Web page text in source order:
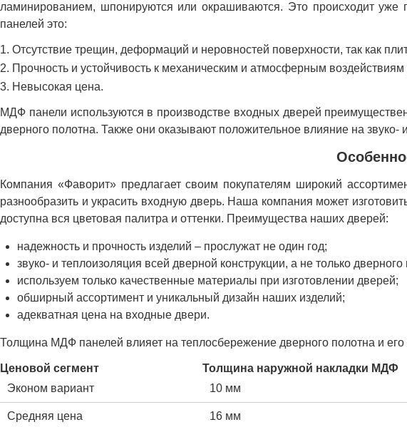
ламинированием, шпонируются или окрашиваются. Это происходит
панелей это:
Отсутствие трещин, деформаций и неровностей поверхности, так как
Прочность и устойчивость к механическим и атмосферным
Невысокая цена.
МДФ панели используются в производстве входных дверей
дверного полотна. Также они оказывают положительное влияние на звуко-
Компания «Фаворит» предлагает своим покупателям широкий
разнообразить и украсить входную дверь. Наша компания может
доступна вся цветовая палитра и оттенки. Преимущества наших дверей:
надежность и прочность изделий – прослужат не один год;
звуко- и теплоизоляция всей дверной конструкции, а не только дверного
используем только качественные материалы при изготовлении дверей;
обширный ассортимент и уникальный дизайн наших изделий;
адекватная цена на входные двери.
Толщина МДФ панелей влияет на теплосбережение дверного полотна и
Ценовой сегмент Толщина наружной накладки МДФ
Эконом вариант
10 мм
Средняя цена 16 мм